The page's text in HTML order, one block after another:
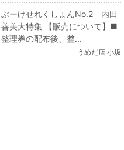
フロア ぶーけせれくしょん
No.2 内田善美大特集
ぶーけせれくしょんNo.2 内田
善美大特集 【販売について】■
整理券の配布後、整...
うめだ店 小坂